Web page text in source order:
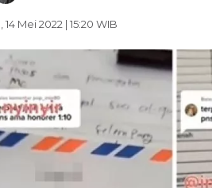
14 Mei 2022 | 15:20 WIB